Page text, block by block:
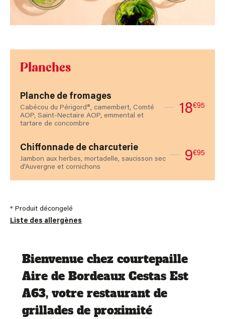
Planches
Planche de fromages
Cabécou du Périgord®, camembert, Comté
AOP, Saint-Nectaire AOP, emmental et
tartare de concombre
18€95
Chiffonnade de charcuterie
Jambon aux herbes, mortadelle, saucisson sec
d'Auvergne et cornichons
9€95
* Produit décongelé
Liste des allergènes
Bienvenue chez courtepaille
Aire de Bordeaux Cestas Est
A63, votre restaurant de
grillades de proximité